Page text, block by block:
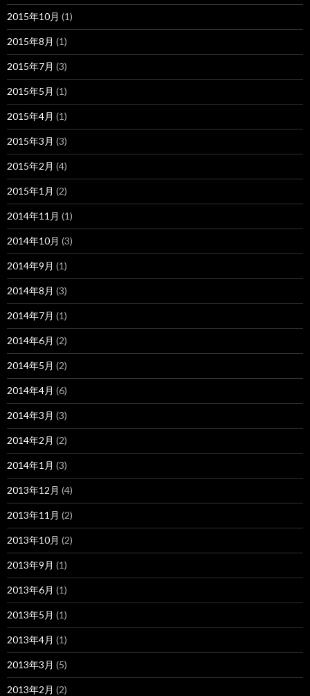
2015年10月 (1)
2015年8月 (1)
2015年7月 (3)
2015年5月 (1)
2015年4月 (1)
2015年3月 (3)
2015年2月 (4)
2015年1月 (2)
2014年11月 (1)
2014年10月 (3)
2014年9月 (1)
2014年8月 (3)
2014年7月 (1)
2014年6月 (2)
2014年5月 (2)
2014年4月 (6)
2014年3月 (3)
2014年2月 (2)
2014年1月 (3)
2013年12月 (4)
2013年11月 (2)
2013年10月 (2)
2013年9月 (1)
2013年6月 (1)
2013年5月 (1)
2013年4月 (1)
2013年3月 (5)
2013年2月 (2)